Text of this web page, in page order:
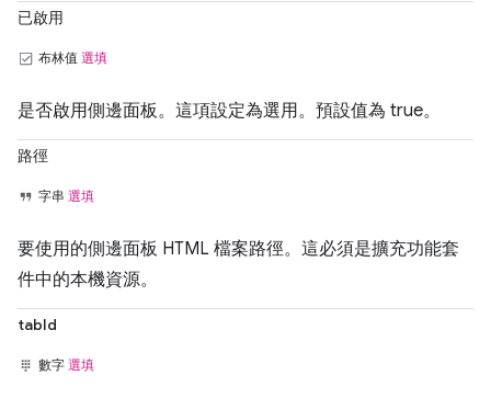
已啟用
布林值 選填
是否啟用側邊面板。這項設定為選用。預設值為 true。
路徑
字串 選填
要使用的側邊面板 HTML 檔案路徑。這必須是擴充功能套
件中的本機資源。
tabId
數字 選填